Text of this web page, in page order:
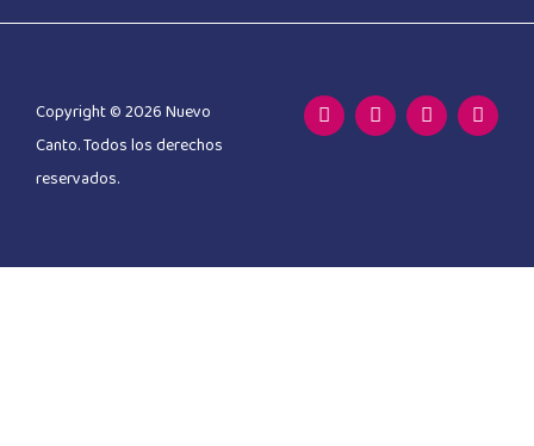
Copyright © 2026 Nuevo
Canto. Todos los derechos
reservados.